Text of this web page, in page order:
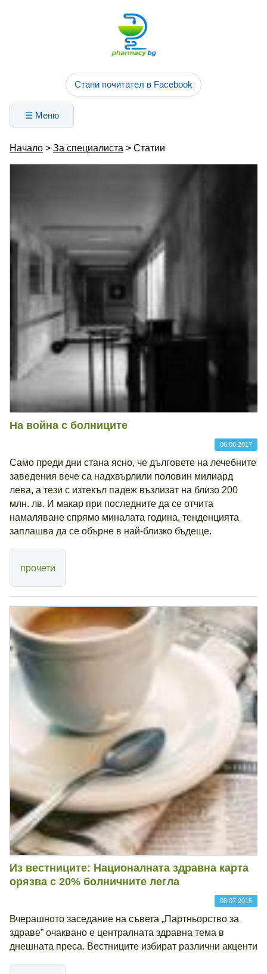
Стани почитател в Facebook
☰ Меню
Начало > За специалиста > Статии
На война с болниците
06.06.2017
Само преди дни стана ясно, че дълговете на лечебните
заведения вече са надхвърлили половин милиард
лева, а тези с изтекъл падеж възлизат на близо 200
млн. лв. И макар при последните да се отчита
намаляване спрямо миналата година, тенденцията
заплашва да се обърне в най-близко бъдеще.
прочети
Из вестниците: Националната здравна карта
орязва с 20% болничните легла
08.07.2015
Вчерашното заседание на съвета „Партньорство за
здраве” очаквано е централната здравна тема в
днешната преса. Вестниците избират различни акценти